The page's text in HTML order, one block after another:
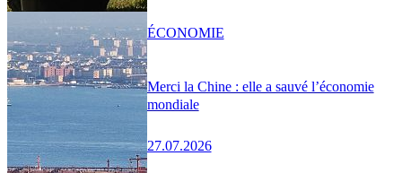
Merci la Chine : elle a sauvé l’économie
mondiale
27.07.2026
ÉCONOMIE